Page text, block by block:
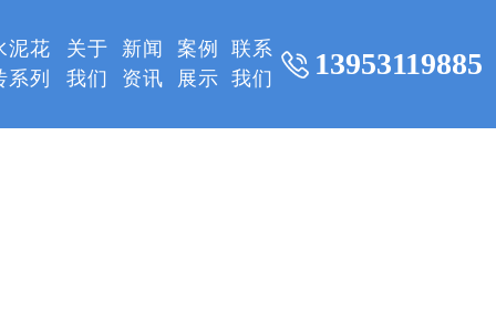
泥花
系列
关于
我们
新闻
资讯
案例
展示
联系
我们
13953119885